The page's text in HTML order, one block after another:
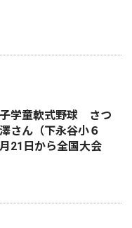
子学童軟式野球 さつ
さん（下永谷小６
21日から全国大会